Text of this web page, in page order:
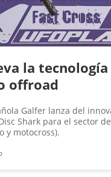
la tecnología
offroad
Galfer lanza del
Shark para el sector
y motocross).